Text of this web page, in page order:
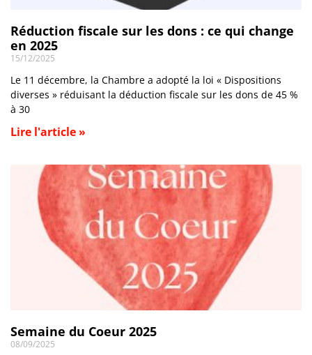
Réduction fiscale sur les dons : ce qui change
en 2025
15/12/2025
Le 11 décembre, la Chambre a adopté la loi « Dispositions
diverses » réduisant la déduction fiscale sur les dons de 45 %
à 30
Lire l'article »
Semaine du Coeur 2025
08/09/2025